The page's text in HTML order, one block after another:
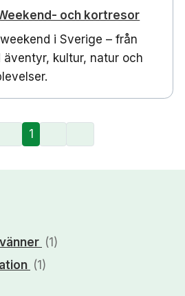
och kortresor
i Sverige – från
äventyr, kultur, natur och
1
(1)
(1)